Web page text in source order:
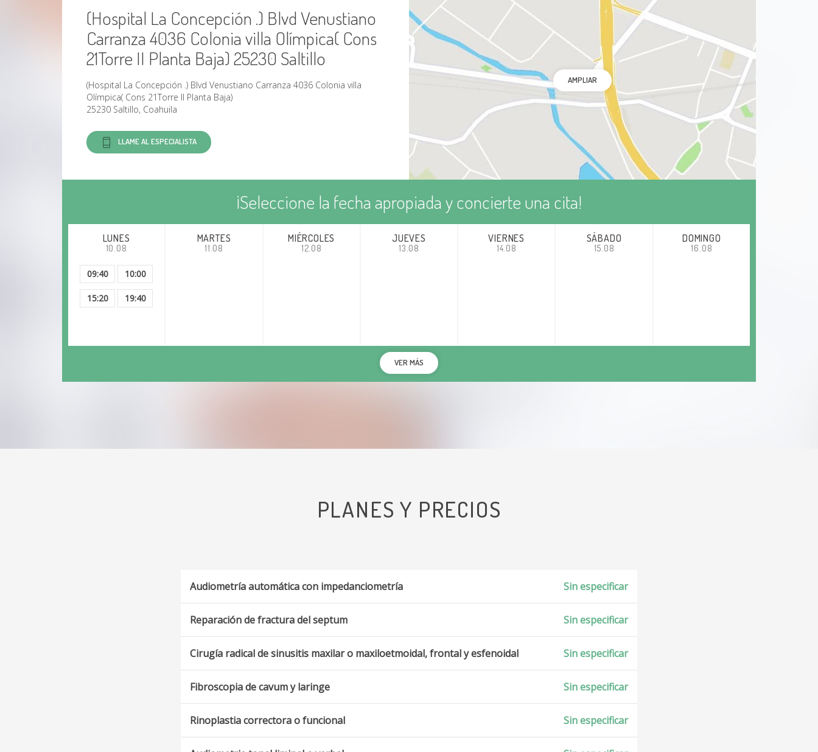
(Hospital La Concepción .) Blvd Venustiano
Carranza 4036 Colonia villa Olímpica( Cons
21Torre II Planta Baja) 25230 Saltillo
(Hospital La Concepción .) Blvd Venustiano Carranza 4036 Colonia villa
Olímpica( Cons 21Torre II Planta Baja)
25230 Saltillo, Coahuila
LLAME AL ESPECIALISTA
AMPLIAR
¡Seleccione la fecha apropiada y concierte una cita!
LUNES
10.08
09:40 10:00
15:20 19:40
MARTES
11.08
MIÉRCOLES
12.08
JUEVES
13.08
VIERNES
14.08
SÁBADO
15.08
DOMINGO
16.08
VER MÁS
PLANES Y PRECIOS
Audiometría automática con impedanciometría Sin especificar
Reparación de fractura del septum Sin especificar
Cirugía radical de sinusitis maxilar o maxiloetmoidal, frontal y esfenoidal Sin especificar
Fibroscopia de cavum y laringe Sin especificar
Rinoplastia correctora o funcional Sin especificar